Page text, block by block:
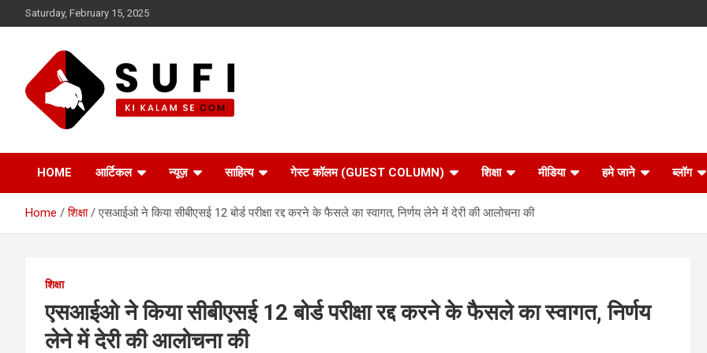
to
Saturday, February 15, 2025
सूफी की कलम से
HOME आर्टिकल न्यूज़ साहित्य गेस्ट कॉलम (GUEST COLUMN) शिक्षा मीडिया हमे जाने ब्लॉग
Home शिक्षा एसआईओ ने किया सीबीएसई 12 बोर्ड परीक्षा रद्द करने के फैसले का स्वागत, निर्णय लेने में देरी की आलोचना की
शिक्षा
एसआईओ ने किया सीबीएसई 12 बोर्ड परीक्षा रद्द करने के फैसले का स्वागत, निर्णय
लेने में देरी की आलोचना की